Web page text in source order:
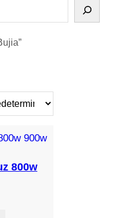
800w